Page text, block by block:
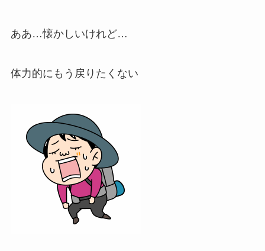
ああ…懐かしいけれど…
体力的にもう戻りたくない